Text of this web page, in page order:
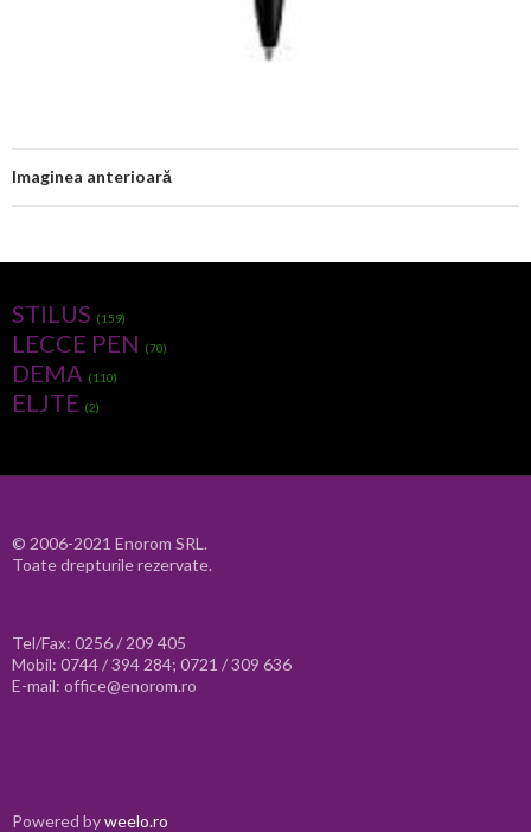
Imaginea anterioară
STILUS (159)
LECCE PEN (70)
DEMA (110)
ELJTE (2)
© 2006-2021 Enorom SRL.
Toate drepturile rezervate.
Tel/Fax: 0256 / 209 405
Mobil: 0744 / 394 284; 0721 / 309 636
E-mail: office@enorom.ro
Powered byweelo.ro